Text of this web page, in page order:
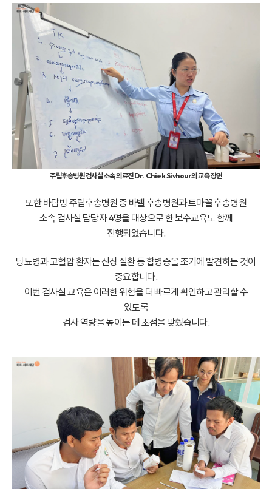
주립후송병원 검사실 소속 의료진 Dr. Chiek Sivhour의 교육 장면
또한 바탐방 주립후송병원 중 바벨 후송병원과 트마꼴 후송병원
소속 검사실 담당자 4명을 대상으로 한 보수교육도 함께
진행되었습니다.
당뇨병과 고혈압 환자는 신장 질환 등 합병증을 조기에 발견하는 것이
중요합니다.
이번 검사실 교육은 이러한 위험을 더 빠르게 확인하고 관리할 수
있도록
검사 역량을 높이는 데 초점을 맞췄습니다.